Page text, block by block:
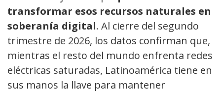
transformar esos recursos naturales en
soberanía digital. Al cierre del segundo
trimestre de 2026, los datos confirman que,
mientras el resto del mundo enfrenta redes
eléctricas saturadas, Latinoamérica tiene en
sus manos la llave para mantener